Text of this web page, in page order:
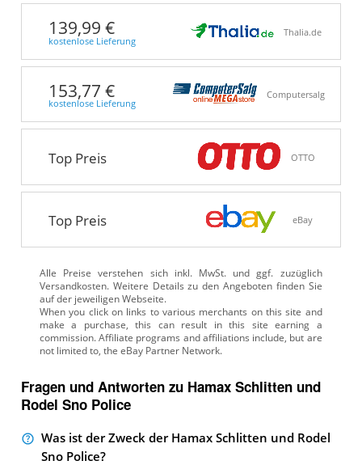
139,99 €
kostenlose Lieferung
Thalia.de
153,77 €
kostenlose Lieferung
Computersalg
Top Preis OTTO
Top Preis eBay
Alle Preise verstehen sich inkl. MwSt. und ggf. zuzüglich
Versandkosten. Weitere Details zu den Angeboten finden Sie
auf der jeweiligen Webseite.
Fragen und Antworten zu Hamax Schlitten und
Rodel Sno Police
Was ist der Zweck der Hamax Schlitten und Rodel
Sno Police?